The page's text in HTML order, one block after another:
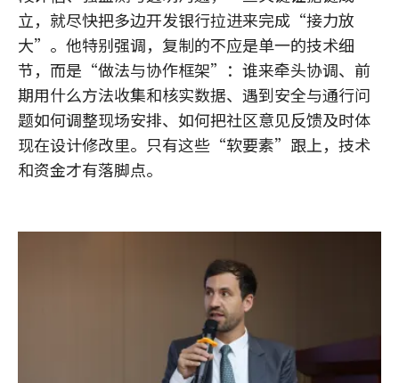
立，就尽快把多边开发银行拉进来完成“接力放
大”。他特别强调，复制的不应是单一的技术细
节，而是“做法与协作框架”：谁来牵头协调、前
期用什么方法收集和核实数据、遇到安全与通行问
题如何调整现场安排、如何把社区意见反馈及时体
现在设计修改里。只有这些“软要素”跟上，技术
和资金才有落脚点。